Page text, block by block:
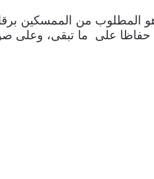
المطلوب من الممسكين
على ما تبقى، وعلى